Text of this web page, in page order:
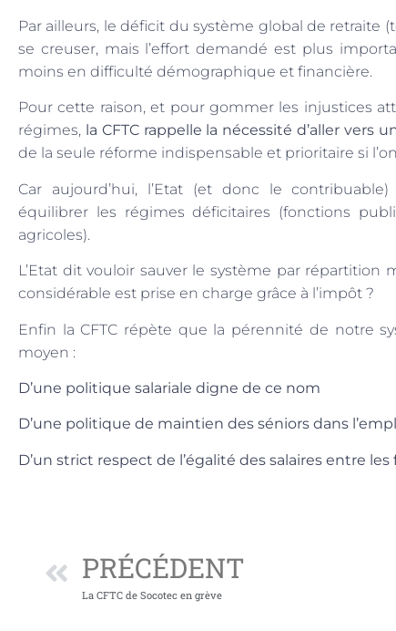
Par ailleurs, le déficit du système global de retraite
se creuser, mais l’effort demandé est plus
moins en difficulté démographique et financière.
Pour cette raison, et pour gommer les injustices
régimes, la CFTC rappelle la nécessité d’aller vers
de la seule réforme indispensable et prioritaire si
Car aujourd’hui, l’Etat (et donc le
équilibrer les régimes déficitaires (fonctions
agricoles).
L’Etat dit vouloir sauver le système par répartition
considérable est prise en charge grâce à l’impôt ?
Enfin la CFTC répète que la pérennité de notre
moyen :
D’une politique salariale digne de ce nom
D’une politique de maintien des séniors dans
D’un strict respect de l’égalité des salaires entre
PRÉCÉDENT
La CFTC de Socotec en grève